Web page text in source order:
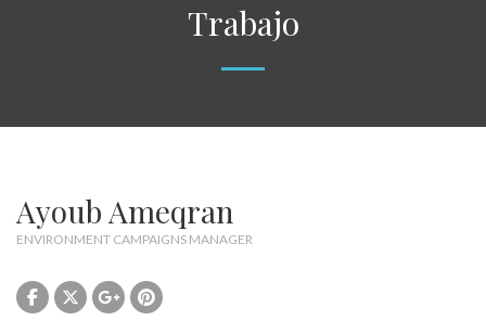
Trabajo
Ayoub Ameqran
ENVIRONMENT CAMPAIGNS MANAGER